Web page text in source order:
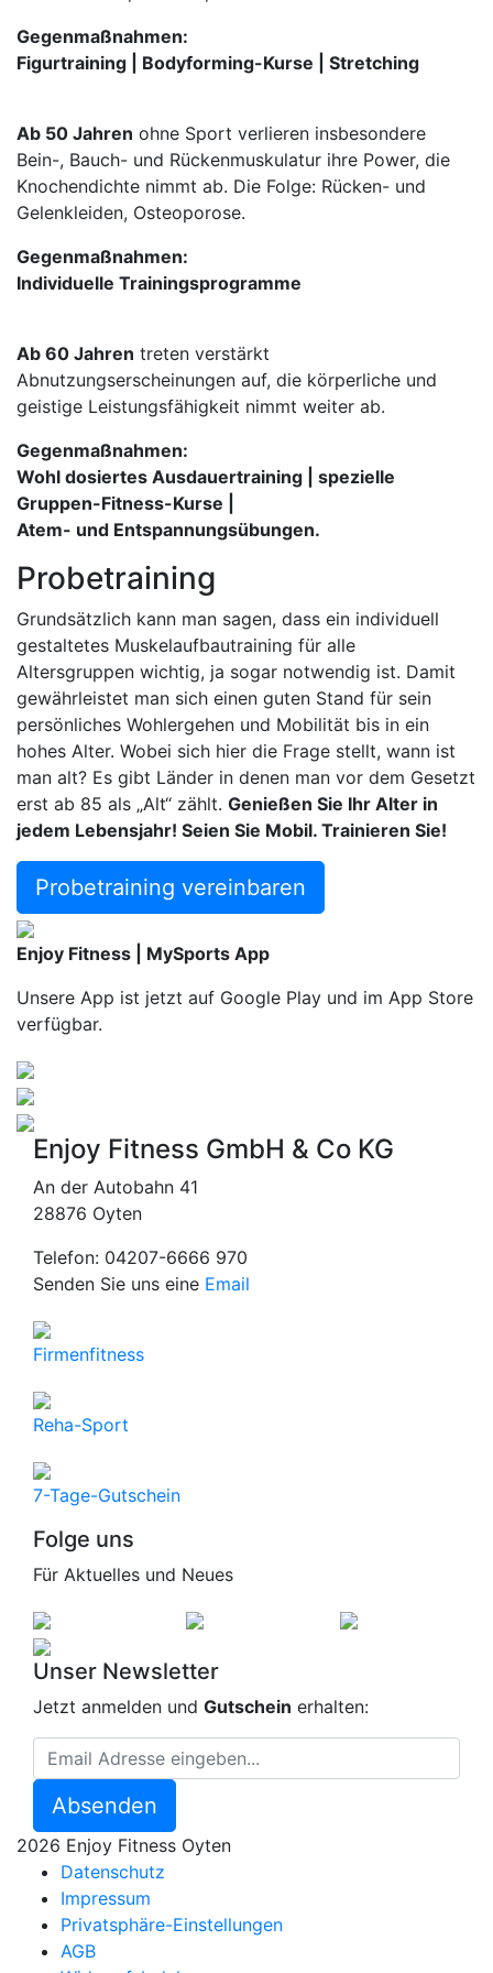
Gegenmaßnahmen:
Figurtraining | Bodyforming-Kurse | Stretching
Ab 50 Jahren ohne Sport verlieren insbesondere
Bein-, Bauch- und Rückenmuskulatur ihre Power, die
Knochendichte nimmt ab. Die Folge: Rücken- und
Gelenkleiden, Osteoporose.
Gegenmaßnahmen:
Individuelle Trainingsprogramme
Ab 60 Jahren treten verstärkt
Abnutzungserscheinungen auf, die körperliche und
geistige Leistungsfähigkeit nimmt weiter ab.
Gegenmaßnahmen:
Wohl dosiertes Ausdauertraining | spezielle
Gruppen-Fitness-Kurse |
Atem- und Entspannungsübungen.
Probetraining
Grundsätzlich kann man sagen, dass ein individuell
gestaltetes Muskelaufbautraining für alle
Altersgruppen wichtig, ja sogar notwendig ist. Damit
gewährleistet man sich einen guten Stand für sein
persönliches Wohlergehen und Mobilität bis in ein
hohes Alter. Wobei sich hier die Frage stellt, wann ist
man alt? Es gibt Länder in denen man vor dem Gesetzt
erst ab 85 als „Alt“ zählt. Genießen Sie Ihr Alter in
jedem Lebensjahr! Seien Sie Mobil. Trainieren Sie!
Probetraining vereinbaren
Enjoy Fitness | MySports App
Unsere App ist jetzt auf Google Play und im App Store
verfügbar.
Enjoy Fitness GmbH & Co KG
An der Autobahn 41
28876 Oyten
Telefon: 04207-6666 970
Senden Sie uns eine Email
Firmenfitness
Reha-Sport
7-Tage-Gutschein
Folge uns
Für Aktuelles und Neues
Unser Newsletter
Jetzt anmelden und Gutschein erhalten:
Absenden
2026 Enjoy Fitness Oyten
Datenschutz
Impressum
Privatsphäre-Einstellungen
AGB